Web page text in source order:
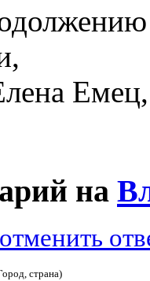
на
страна)